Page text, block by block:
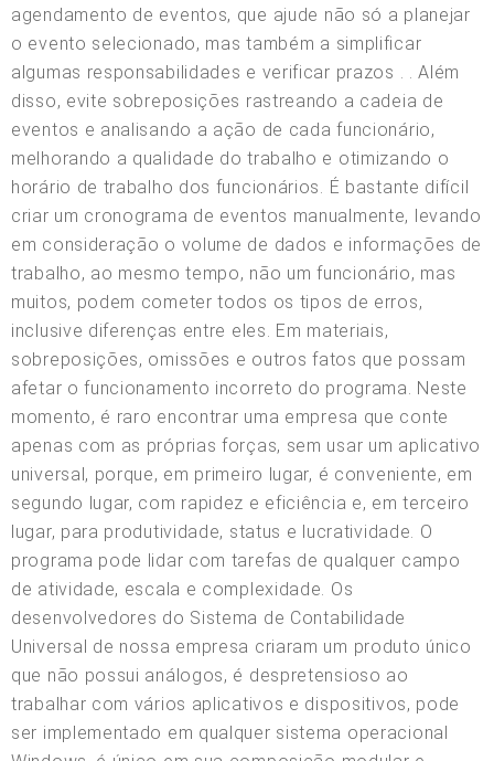
agendamento de eventos, que ajude não só a planejar
o evento selecionado, mas também a simplificar
algumas responsabilidades e verificar prazos . . Além
disso, evite sobreposições rastreando a cadeia de
eventos e analisando a ação de cada funcionário,
melhorando a qualidade do trabalho e otimizando o
horário de trabalho dos funcionários. É bastante difícil
criar um cronograma de eventos manualmente, levando
em consideração o volume de dados e informações de
trabalho, ao mesmo tempo, não um funcionário, mas
muitos, podem cometer todos os tipos de erros,
inclusive diferenças entre eles. Em materiais,
sobreposições, omissões e outros fatos que possam
afetar o funcionamento incorreto do programa. Neste
momento, é raro encontrar uma empresa que conte
apenas com as próprias forças, sem usar um aplicativo
universal, porque, em primeiro lugar, é conveniente, em
segundo lugar, com rapidez e eficiência e, em terceiro
lugar, para produtividade, status e lucratividade. O
programa pode lidar com tarefas de qualquer campo
de atividade, escala e complexidade. Os
desenvolvedores do Sistema de Contabilidade
Universal de nossa empresa criaram um produto único
que não possui análogos, é despretensioso ao
trabalhar com vários aplicativos e dispositivos, pode
ser implementado em qualquer sistema operacional